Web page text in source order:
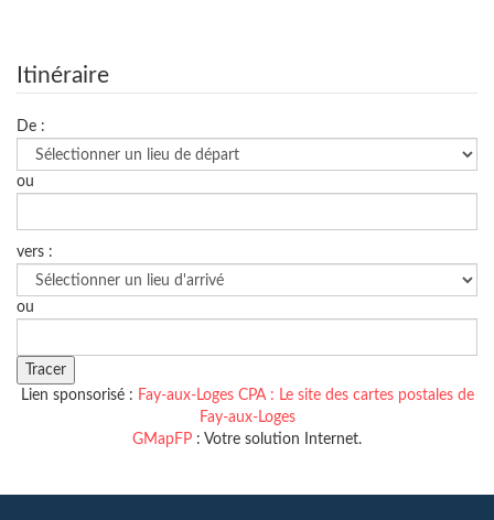
Itinéraire
De :
ou
vers :
ou
Lien sponsorisé : Fay-aux-Loges CPA : Le site des cartes postales de
Fay-aux-Loges
GMapFP : Votre solution Internet.